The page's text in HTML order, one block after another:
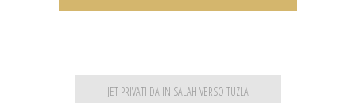
JET PRIVATI DA IN SALAH VERSO TUZLA